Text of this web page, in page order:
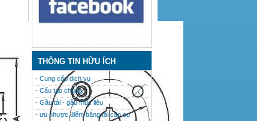
THÔNG TIN HỮU ÍCH
- Cung cấp dịch vụ
- Cấu tạo chung
- Gầu tải - gầu múc liệu
- ưu nhược điểm băng tải cao su